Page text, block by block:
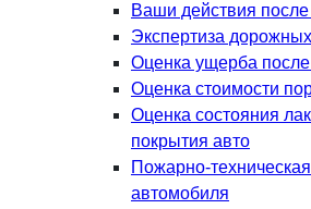
Ваши действия
Экспертиза
Оценка ущерба
Оценка стоимости
Оценка состояния
покрытия авто
Пожарно-
автомобиля